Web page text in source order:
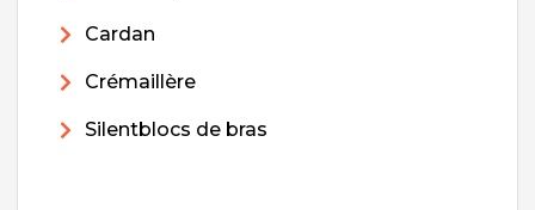
Cardan
Crémaillère
Silentblocs de bras